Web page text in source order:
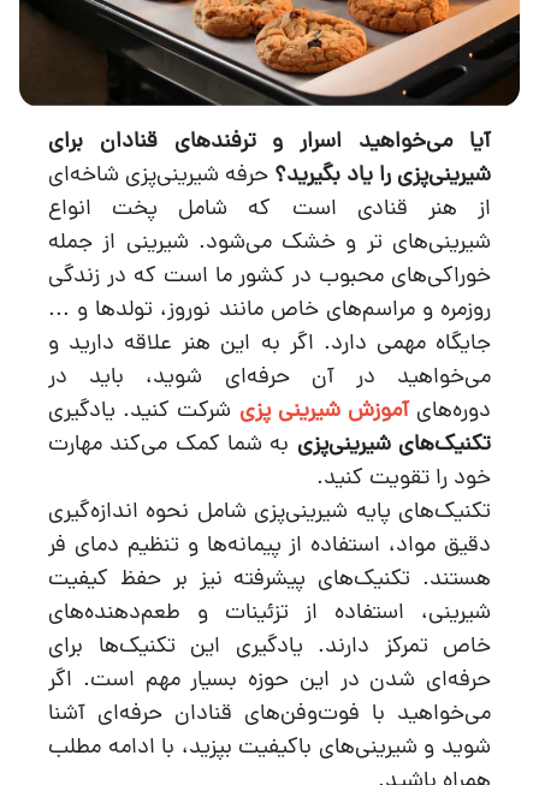
آیا می‌خواهید اسرار و ترفندهای قنادان برای
شیرینی‌پزی را یاد بگیرید؟ حرفه شیرینی‌پزی شاخه‌ای
از هنر قنادی است که شامل پخت انواع
شیرینی‌های تر و خشک می‌شود. شیرینی‌ از جمله
خوراکی‌های‌ محبوب در کشور ما است که در زندگی
روزمره و مراسم‌های خاص مانند نوروز، تولدها و ...
جایگاه مهمی دارد. اگر به این هنر علاقه دارید و
می‌خواهید در آن حرفه‌ای شوید، باید در
دوره‌هایآموزش شیرینی پزی شرکت کنید. یادگیری
تکنیک‌های شیرینی‌پزی به شما کمک می‌کند مهارت
خود را تقویت کنید.
تکنیک‌های پایه شیرینی‌پزی شامل نحوه اندازه‌گیری
دقیق مواد، استفاده از پیمانه‌ها و تنظیم دمای فر
هستند. تکنیک‌های پیشرفته نیز بر حفظ کیفیت
شیرینی، استفاده از تزئینات و طعم‌دهنده‌های
خاص تمرکز دارند. یادگیری این تکنیک‌ها برای
حرفه‌ای شدن در این حوزه بسیار مهم است. اگر
می‌خواهید با فوت‌وفن‌های قنادان حرفه‌ای آشنا
‌شوید و شیرینی‌های باکیفیت بپزید، با ادامه مطلب